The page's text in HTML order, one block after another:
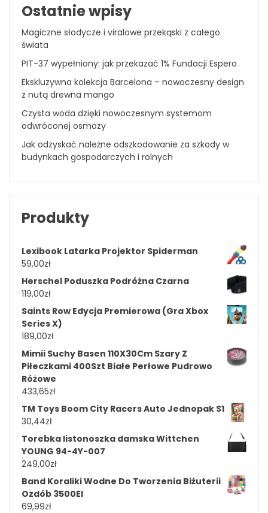
Ostatnie wpisy
Magiczne słodycze i viralowe przekąski z całego
świata
PIT-37 wypełniony: jak przekazać 1% Fundacji Espero
Ekskluzywna kolekcja Barcelona – nowoczesny design
z nutą drewna mango
Czysta woda dzięki nowoczesnym systemom
odwróconej osmozy
Jak odzyskać należne odszkodowanie za szkody w
budynkach gospodarczych i rolnych
Produkty
Lexibook Latarka Projektor Spiderman
59,00zł
Herschel Poduszka Podróżna Czarna
119,00zł
Saints Row Edycja Premierowa (Gra Xbox
Series X)
189,00zł
Mimii Suchy Basen 110X30Cm Szary Z
Piłeczkami 400Szt Białe Perłowe Pudrowo
Różowe
433,65zł
TM Toys Boom City Racers Auto Jednopak S1
30,44zł
Torebka listonoszka damska Wittchen
YOUNG 94-4Y-007
249,00zł
Band Koraliki Wodne Do Tworzenia Biżuterii
Ozdób 3500El
69,99zł